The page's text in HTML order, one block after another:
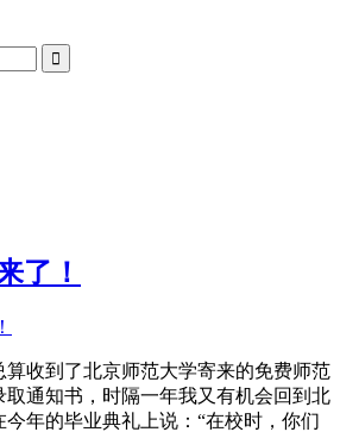

了！
收到了北京师范大学寄来的免费师范
通知书，时隔一年我又有机会回到北
年的毕业典礼上说：“在校时，你们